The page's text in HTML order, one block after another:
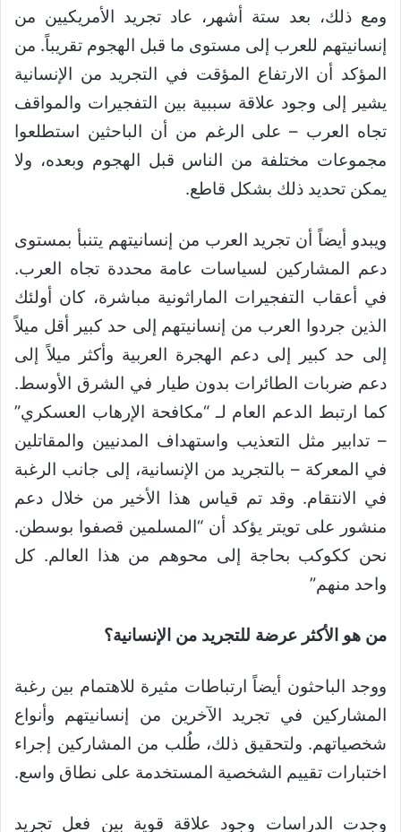
ومع ذلك، بعد ستة أشهر، عاد تجريد الأمريكيين من
إنسانيتهم ​​للعرب إلى مستوى ما قبل الهجوم تقريباً. من
المؤكد أن الارتفاع المؤقت في التجريد من الإنسانية
يشير إلى وجود علاقة سببية بين التفجيرات والمواقف
تجاه العرب – على الرغم من أن الباحثين استطلعوا
مجموعات مختلفة من الناس قبل الهجوم وبعده، ولا
يمكن تحديد ذلك بشكل قاطع.
ويبدو أيضاً أن تجريد العرب من إنسانيتهم يتنبأ بمستوى
دعم المشاركين لسياسات عامة محددة تجاه العرب.
في أعقاب التفجيرات الماراثونية مباشرة، كان أولئك
الذين جردوا العرب من إنسانيتهم إلى حد كبير أقل ميلاً
إلى حد كبير إلى دعم الهجرة العربية وأكثر ميلاً إلى
دعم ضربات الطائرات بدون طيار في الشرق الأوسط.
كما ارتبط الدعم العام لـ “مكافحة الإرهاب العسكري”
– تدابير مثل التعذيب واستهداف المدنيين والمقاتلين
في المعركة – بالتجريد من الإنسانية، إلى جانب الرغبة
في الانتقام. وقد تم قياس هذا الأخير من خلال دعم
منشور على تويتر يؤكد أن “المسلمين قصفوا بوسطن.
نحن ككوكب بحاجة إلى محوهم من هذا العالم. كل
واحد منهم”
من هو الأكثر عرضة للتجريد من الإنسانية؟
ووجد الباحثون أيضاً ارتباطات مثيرة للاهتمام بين رغبة
المشاركين في تجريد الآخرين من إنسانيتهم وأنواع
شخصياتهم. ولتحقيق ذلك، طُلب من المشاركين إجراء
اختبارات تقييم الشخصية المستخدمة على نطاق واسع.
وجدت الدراسات وجود علاقة قوية بين فعل تجريد